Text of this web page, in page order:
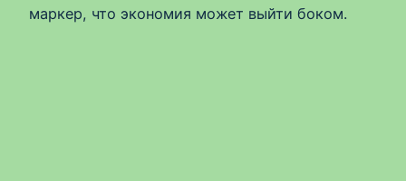
маркер, что экономия может выйти боком.